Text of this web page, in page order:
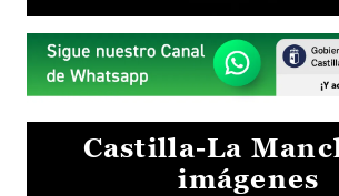
Castilla-La
imágenes